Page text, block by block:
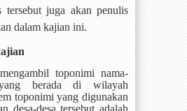
tersebut juga akan penulis
dalam kajian ini.
toponimi nama-
berada di wilayah
toponimi yang digunakan
desa-desa tersebut adalah